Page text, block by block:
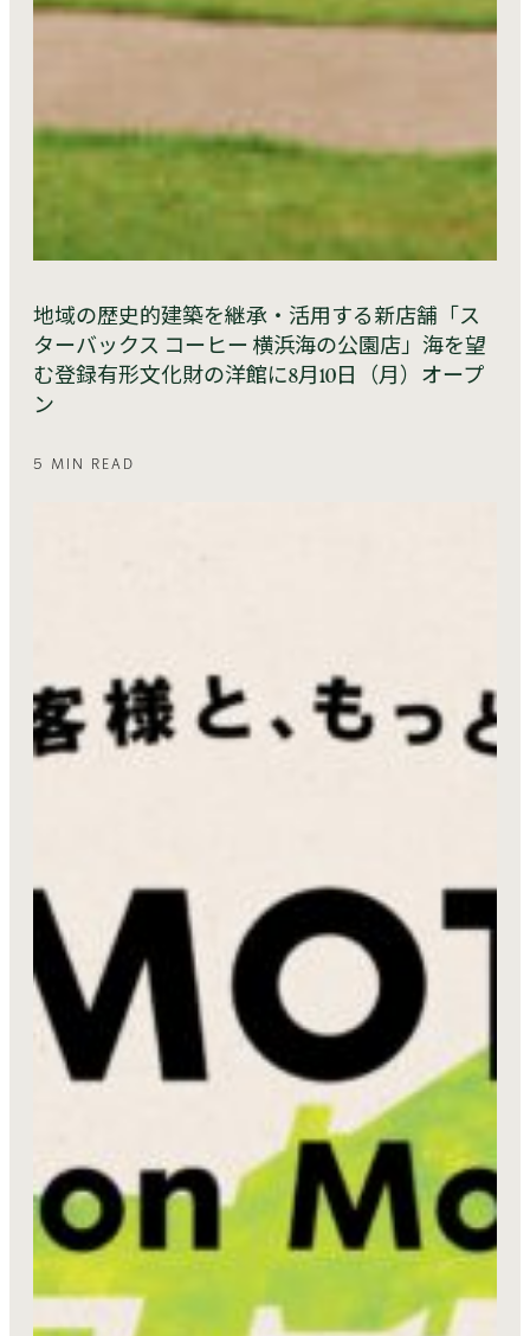
地域の歴史的建築を継承・活用する新店舗「ス
ターバックス コーヒー 横浜海の公園店」海を望
む登録有形文化財の洋館に8月10日（月）オープ
ン
5 MIN READ